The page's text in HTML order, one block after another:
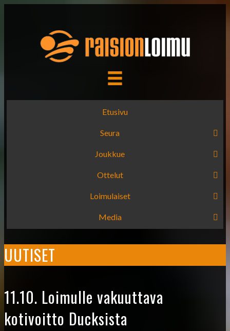
Etusivu
Seura
Joukkue
Ottelut
Loimulaiset
Media
UUTISET
11.10. Loimulle vakuuttava
kotivoitto Ducksista